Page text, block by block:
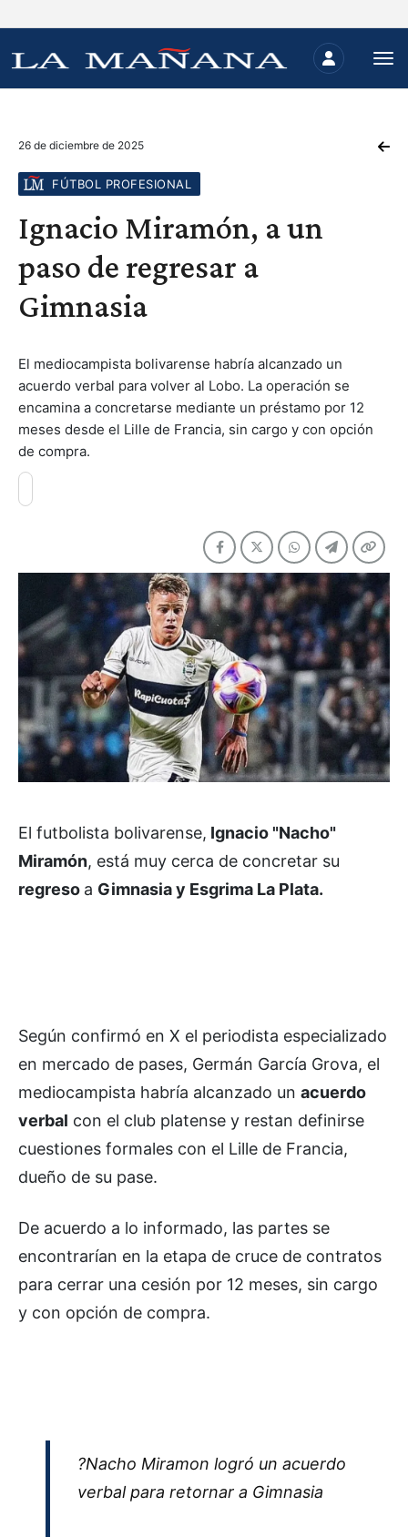
26 de diciembre de 2025
FÚTBOL PROFESIONAL
Ignacio Miramón, a un
paso de regresar a
Gimnasia
El mediocampista bolivarense habría alcanzado un
acuerdo verbal para volver al Lobo. La operación se
encamina a concretarse mediante un préstamo por 12
meses desde el Lille de Francia, sin cargo y con opción
de compra.
El futbolista bolivarense, Ignacio "Nacho"
Miramón, está muy cerca de concretar su
regreso a Gimnasia y Esgrima La Plata.
Según confirmó en X el periodista especializado
en mercado de pases, Germán García Grova, el
mediocampista habría alcanzado un acuerdo
verbal con el club platense y restan definirse
cuestiones formales con el Lille de Francia,
dueño de su pase.
De acuerdo a lo informado, las partes se
encontrarían en la etapa de cruce de contratos
para cerrar una cesión por 12 meses, sin cargo
y con opción de compra.
?Nacho Miramon logró un acuerdo
verbal para retornar a Gimnasia